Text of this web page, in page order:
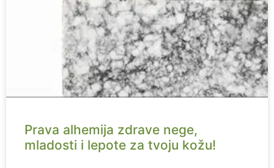
Prava alhemija zdrave nege,
mladosti i lepote za tvoju kožu!